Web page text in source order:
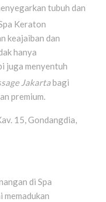
tubuh dan
Keraton
keajaiban dan
hanya
juga menyentuh
Jakartabagi
premium.
15, Gondangdia,
di Spa
memadukan